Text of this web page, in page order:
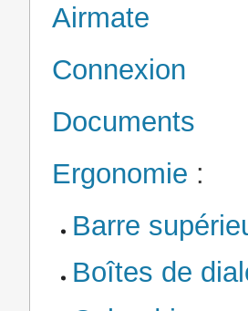
Airmate
Connexion
Documents
Ergonomie :
Barre
Boîtes de